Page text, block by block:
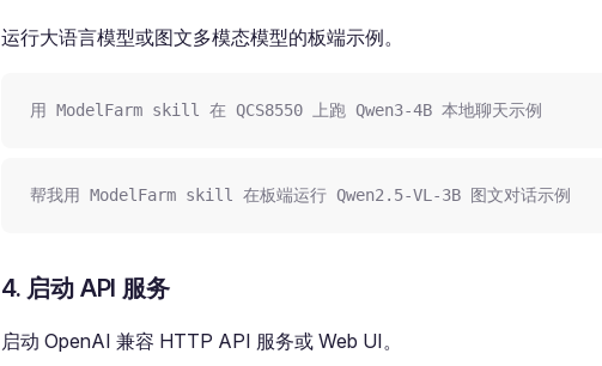
运行大语言模型或图文多模态模型的板端示例。
用 ModelFarm skill 在 QCS8550 上跑 Qwen3-4B 本地聊天示例
帮我用 ModelFarm skill 在板端运行 Qwen2.5-VL-3B 图文对话示例
4. 启动 API 服务
启动 OpenAI 兼容 HTTP API 服务或 Web UI。